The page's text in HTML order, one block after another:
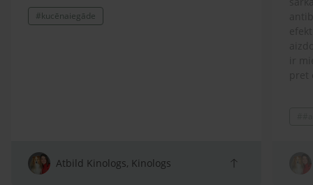
#kucēnaiegāde
Atbild Kinologs, Kinologs
arī